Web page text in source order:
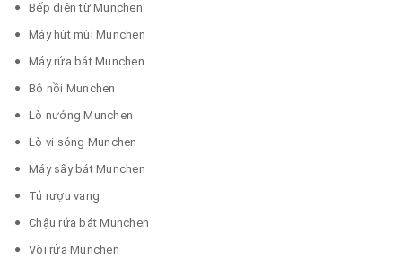
Bếp điện từ Munchen
Máy hút mùi Munchen
Máy rửa bát Munchen
Bộ nồi Munchen
Lò nướng Munchen
Lò vi sóng Munchen
Máy sấy bát Munchen
Tủ rượu vang
Chậu rửa bát Munchen
Vòi rửa Munchen